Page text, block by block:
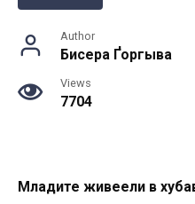
Author
Бисера Ґоргыва
Views
7704
Младите живеели в